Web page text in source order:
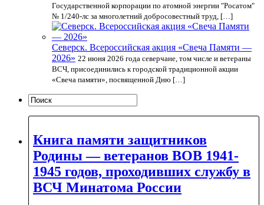
Государственной корпорации по атомной энергии "Росатом"
№ 1/240-лс за многолетний добросовестный труд, […]
Северск. Всероссийская акция «Свеча Памяти —
2026» 22 июня 2026 года северчане, том числе и ветераны
ВСЧ, присоединились к городской традиционной акции
«Свеча памяти», посвященной Дню […]
Книга памяти защитников
Родины — ветеранов ВОВ 1941-
1945 годов, проходивших службу в
ВСЧ Минатома России